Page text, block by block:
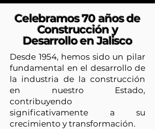
Celebramos 70 años de
Construcción y
Desarrollo en Jalisco
Desde 1954, hemos sido un pilar
fundamental en el desarrollo de
la industria de la construcción
en nuestro Estado,
contribuyendo
significativamente a su
crecimiento y transformación.